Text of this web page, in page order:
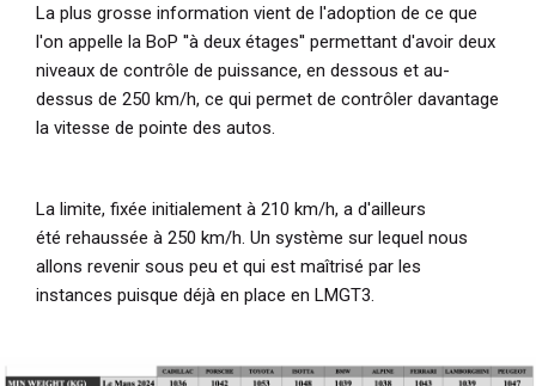
La plus grosse information vient de l'adoption de ce que
l'on appelle la BoP ''à deux étages'' permettant d'avoir deux
niveaux de contrôle de puissance, en dessous et au-
dessus de 250 km/h, ce qui permet de contrôler davantage
la vitesse de pointe des autos.
La limite, fixée initialement à 210 km/h, a d'ailleurs
été rehaussée à 250 km/h. Un système sur lequel nous
allons revenir sous peu et qui est maîtrisé par les
instances puisque déjà en place en LMGT3.